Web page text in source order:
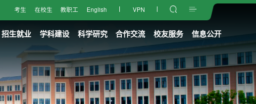
考生 在校生 教职工 English VPN
招生就业 学科建设 科学研究 合作交流 校友服务 信息公开